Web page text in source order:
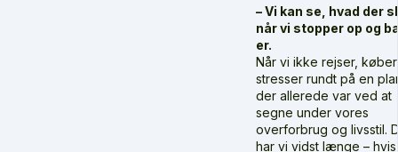
– Vi kan se, hvad der
når vi stopper op og
er.
Når vi ikke rejser,
stresser rundt på en
der allerede var ved at
segne under vores
overforbrug og livsstil.
har vi vidst længe –